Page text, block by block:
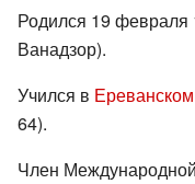
Родился 19 февраля
Ванадзор).
Учился в
64).
Член